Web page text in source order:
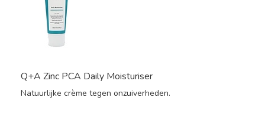
Q+A Zinc PCA Daily Moisturiser
Natuurlijke crème tegen onzuiverheden.